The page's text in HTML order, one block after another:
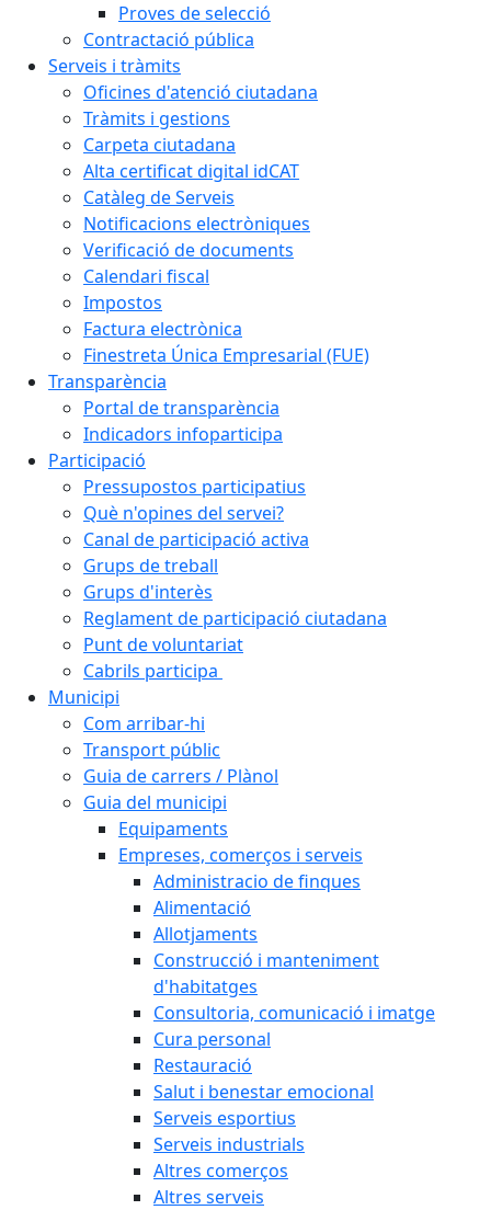
Proves de selecció
Contractació pública
Serveis i tràmits
Oficines d'atenció ciutadana
Tràmits i gestions
Carpeta ciutadana
Alta certificat digital idCAT
Catàleg de Serveis
Notificacions electròniques
Verificació de documents
Calendari fiscal
Impostos
Factura electrònica
Finestreta Única Empresarial (FUE)
Transparència
Portal de transparència
Indicadors infoparticipa
Participació
Pressupostos participatius
Què n'opines del servei?
Canal de participació activa
Grups de treball
Grups d'interès
Reglament de participació ciutadana
Punt de voluntariat
Cabrils participa
Municipi
Com arribar-hi
Transport públic
Guia de carrers / Plànol
Guia del municipi
Equipaments
Empreses, comerços i serveis
Administracio de finques
Alimentació
Allotjaments
Construcció i manteniment
d'habitatges
Consultoria, comunicació i imatge
Cura personal
Restauració
Salut i benestar emocional
Serveis esportius
Serveis industrials
Altres comerços
Altres serveis